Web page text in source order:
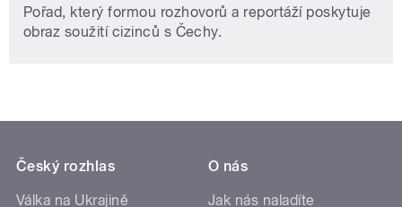
Pořad, který formou rozhovorů a reportáží poskytuje
obraz soužití cizinců s Čechy.
Český rozhlas
Válka na Ukrajině
O nás
Jak nás naladíte